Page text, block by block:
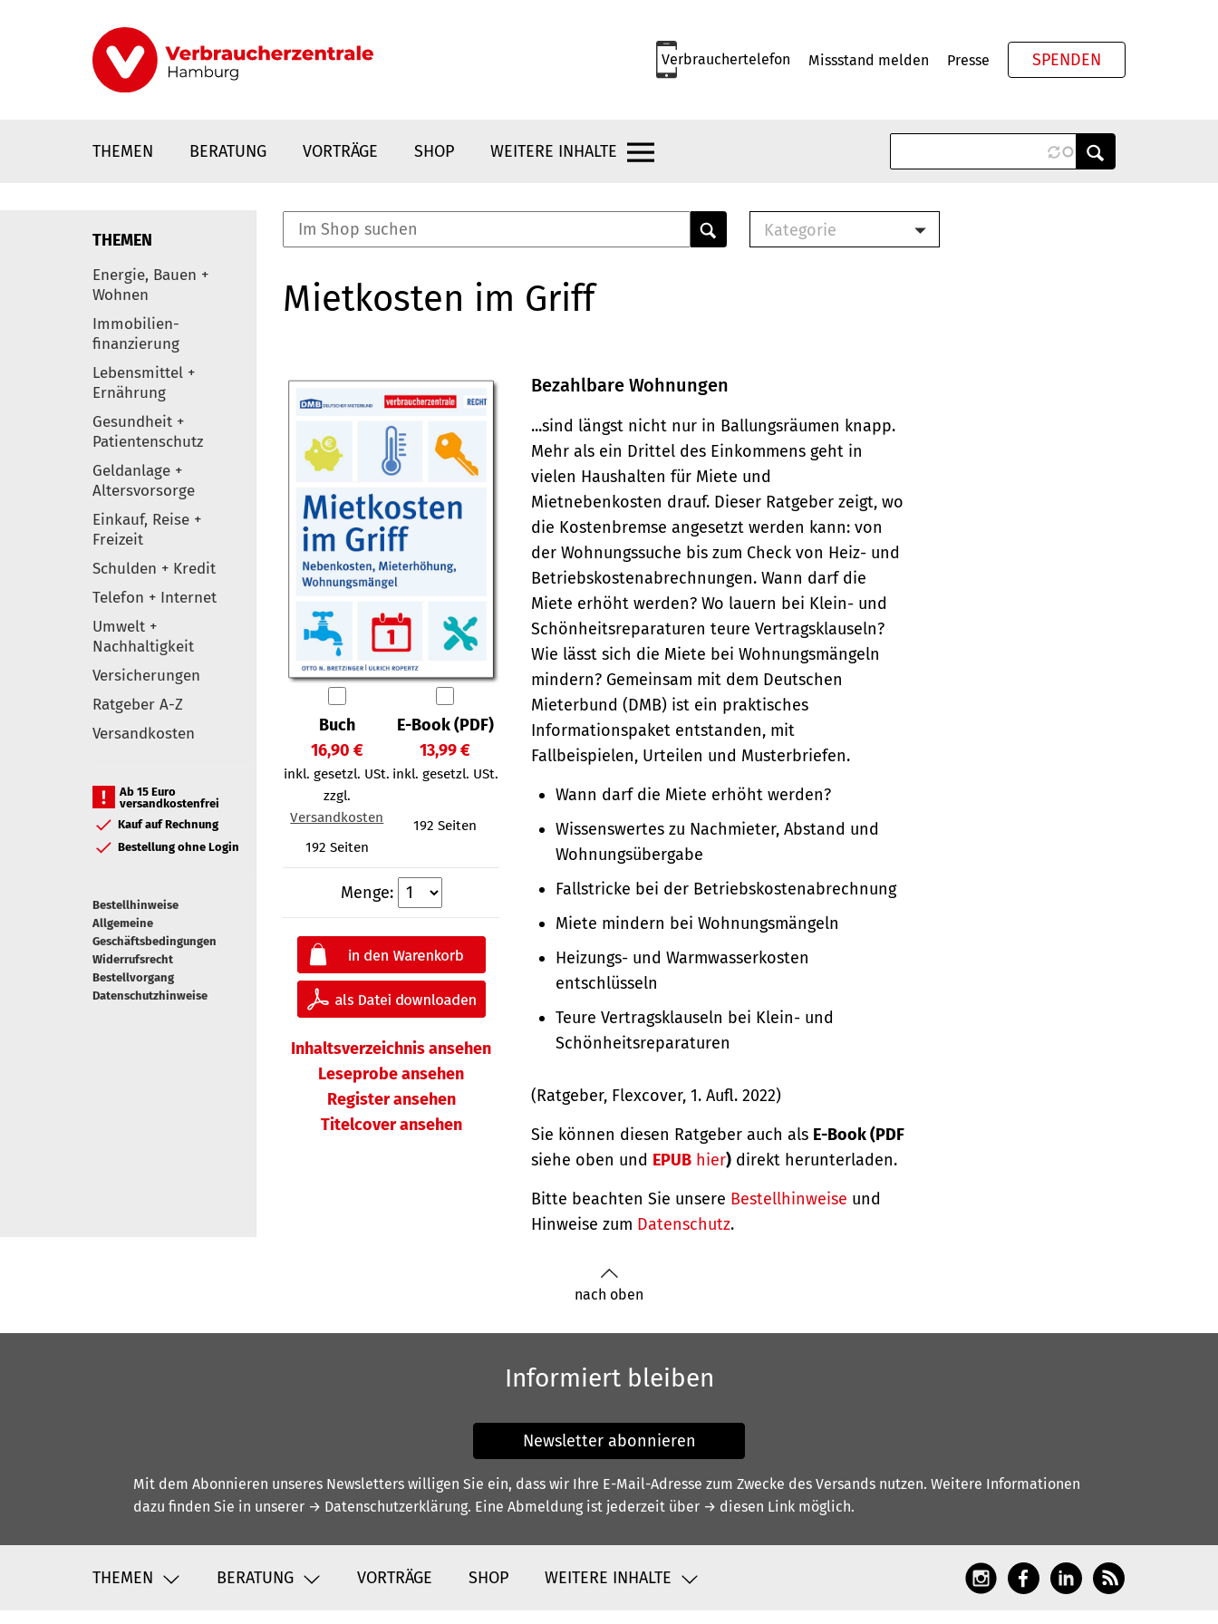
Verbrauchertelefon Missstand melden Presse SPENDEN
THEMEN BERATUNG VORTRÄGE SHOP WEITERE INHALTE
Elemente
THEMEN
Energie, Bauen +
Wohnen
Immobilien-
finanzierung
Lebensmittel +
Ernährung
Gesundheit +
Patientenschutz
Geldanlage +
Altersvorsorge
Einkauf, Reise +
Freizeit
Schulden + Kredit
Telefon + Internet
Umwelt +
Nachhaltigkeit
Versicherungen
Ratgeber A-Z
Versandkosten
Ab 15 Euro
versandkostenfrei
Kauf auf Rechnung
Bestellung ohne Login
Bestellhinweise
Allgemeine
Geschäftsbedingungen
Widerrufsrecht
Bestellvorgang
Datenschutzhinweise
Kategorie
Mietkosten im Griff
Buch
16,90 €
inkl. gesetzl. USt.
zzgl.
Versandkosten
192 Seiten
E-Book (PDF)
13,99 €
inkl. gesetzl. USt.
192 Seiten
Menge:
Inhaltsverzeichnis ansehen
Leseprobe ansehen
Register ansehen
Titelcover ansehen
Bezahlbare Wohnungen
...sind längst nicht nur in Ballungsräumen knapp.
Mehr als ein Drittel des Einkommens geht in
vielen Haushalten für Miete und
Mietnebenkosten drauf. Dieser Ratgeber zeigt, wo
die Kostenbremse angesetzt werden kann: von
der Wohnungssuche bis zum Check von Heiz- und
Betriebskostenabrechnungen. Wann darf die
Miete erhöht werden? Wo lauern bei Klein- und
Schönheitsreparaturen teure Vertragsklauseln?
Wie lässt sich die Miete bei Wohnungsmängeln
mindern? Gemeinsam mit dem Deutschen
Mieterbund (DMB) ist ein praktisches
Informationspaket entstanden, mit
Fallbeispielen, Urteilen und Musterbriefen.
Wann darf die Miete erhöht werden?
Wissenswertes zu Nachmieter, Abstand und
Wohnungsübergabe
Fallstricke bei der Betriebskostenabrechnung
Miete mindern bei Wohnungsmängeln
Heizungs- und Warmwasserkosten
entschlüsseln
Teure Vertragsklauseln bei Klein- und
Schönheitsreparaturen
(Ratgeber, Flexcover, 1. Aufl. 2022)
Sie können diesen Ratgeber auch als E-Book (PDF
siehe oben und EPUB hier) direkt herunterladen.
Bitte beachten Sie unsere Bestellhinweise und
Hinweise zum Datenschutz.
nach oben
Informiert bleiben
Newsletter abonnieren
Mit dem Abonnieren unseres Newsletters willigen Sie ein, dass wir Ihre E-Mail-Adresse zum Zwecke des Versands nutzen. Weitere Informationen
dazu finden Sie in unserer → Datenschutzerklärung. Eine Abmeldung ist jederzeit über → diesen Link möglich.
THEMEN BERATUNG VORTRÄGE SHOP WEITERE INHALTE